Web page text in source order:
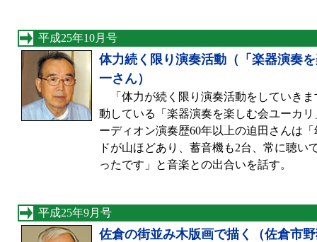
平成25年10月号
体力続く限り演奏活動（「楽器演奏
一さん）
「体力が続く限り演奏活動をしていき
動している「楽器演奏を楽しむ会ユーカ
ーディオン演奏歴60年以上の迫田さんは
ドが山ほどあり、蓄音機も2台、常に聴
ったです」と音楽との出合いを話す。
平成25年9月号
佐倉の街並み木版画で描く（佐倉市